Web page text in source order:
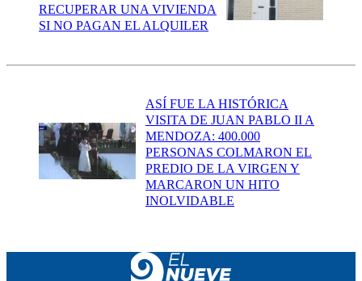
RECUPERAR UNA VIVIENDA
SI NO PAGAN EL ALQUILER
ASÍ FUE LA HISTÓRICA
VISITA DE JUAN PABLO II A
MENDOZA: 400.000
PERSONAS COLMARON EL
PREDIO DE LA VIRGEN Y
MARCARON UN HITO
INOLVIDABLE